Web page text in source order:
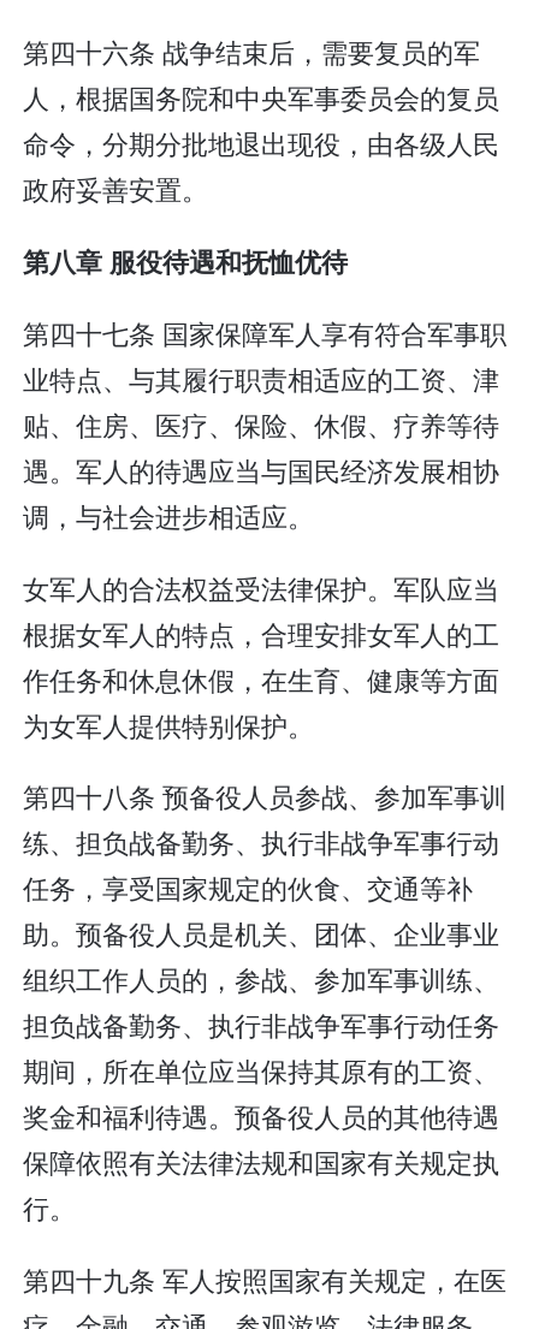
第四十六条 战争结束后，需要复员的军
人，根据国务院和中央军事委员会的复员
命令，分期分批地退出现役，由各级人民
政府妥善安置。
第八章 服役待遇和抚恤优待
第四十七条 国家保障军人享有符合军事职
业特点、与其履行职责相适应的工资、津
贴、住房、医疗、保险、休假、疗养等待
遇。军人的待遇应当与国民经济发展相协
调，与社会进步相适应。
女军人的合法权益受法律保护。军队应当
根据女军人的特点，合理安排女军人的工
作任务和休息休假，在生育、健康等方面
为女军人提供特别保护。
第四十八条 预备役人员参战、参加军事训
练、担负战备勤务、执行非战争军事行动
任务，享受国家规定的伙食、交通等补
助。预备役人员是机关、团体、企业事业
组织工作人员的，参战、参加军事训练、
担负战备勤务、执行非战争军事行动任务
期间，所在单位应当保持其原有的工资、
奖金和福利待遇。预备役人员的其他待遇
保障依照有关法律法规和国家有关规定执
行。
第四十九条 军人按照国家有关规定，在医